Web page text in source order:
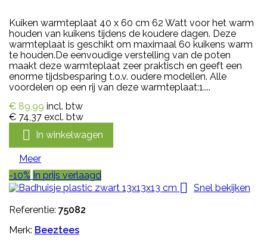
Kuiken warmteplaat 40 x 60 cm 62 Watt voor het warm
houden van kuikens tijdens de koudere dagen. Deze
warmteplaat is geschikt om maximaal 60 kuikens warm
te houden.De eenvoudige verstelling van de poten
maakt deze warmteplaat zeer praktisch en geeft een
enorme tijdsbesparing t.o.v. oudere modellen. Alle
voordelen op een rij van deze warmteplaat:1....
€ 89,99 incl. btw
€ 74,37 excl. btw
 In winkelwagen
Meer
-10% In prijs verlaagd

Snel bekijken
Referentie: 75082
Merk: Beeztees